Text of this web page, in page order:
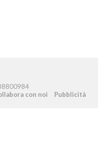
con noi
Pubblicità